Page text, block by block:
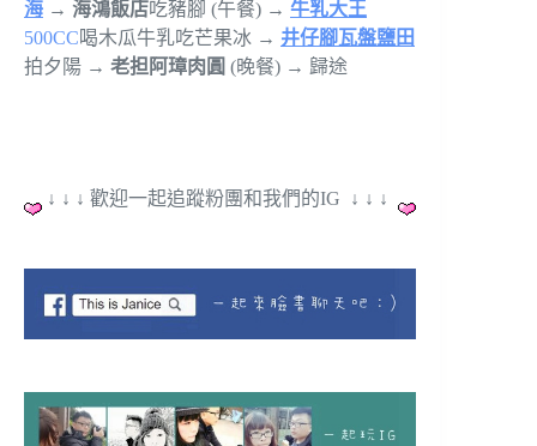
海 → 海鴻飯店吃豬腳 (午餐) → 牛乳大王
500CC喝木瓜牛乳吃芒果冰 → 井仔腳瓦盤鹽田
拍夕陽 → 老担阿璋肉圓 (晚餐) → 歸途
↓ ↓ ↓ 歡迎一起追蹤粉團和我們的IG ↓ ↓ ↓